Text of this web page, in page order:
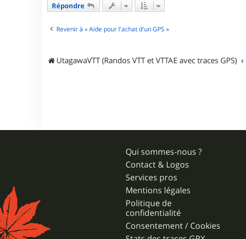
E
i
k
3
Répondre
Revenir à « Aide pour l'achat d'un GPS »
UtagawaVTT (Randos VTT et VTTAE avec traces GPS)
Qui sommes-nous ?
Contact & Logos
Services pros
Mentions légales
Politique de
confidentialité
Consentement / Cookies